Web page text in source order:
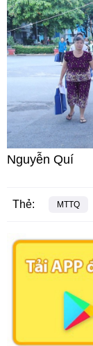
Nguyễn Quí
Thẻ: MTTQ